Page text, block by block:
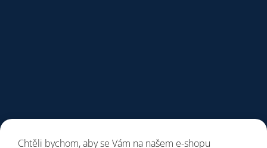
Chtěli bychom, aby se Vám na našem e-shopu